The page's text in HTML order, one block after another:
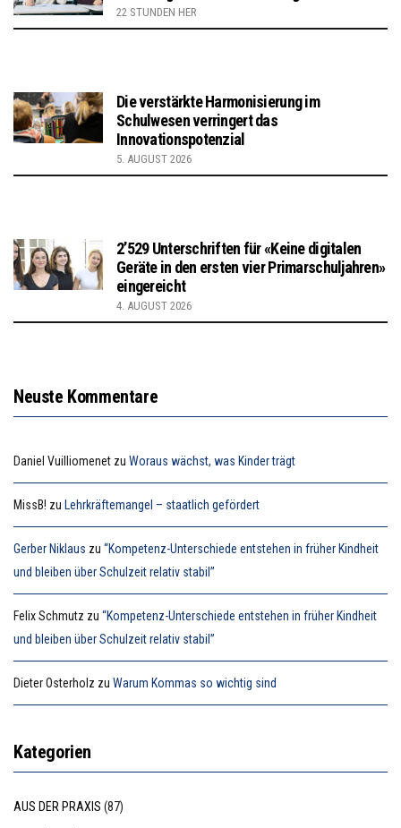
22 STUNDEN HER
Die verstärkte Harmonisierung im
Schulwesen verringert das
Innovationspotenzial
5. AUGUST 2026
2’529 Unterschriften für «Keine digitalen
Geräte in den ersten vier Primarschuljahren»
eingereicht
4. AUGUST 2026
Neuste Kommentare
Daniel Vuilliomenet zu Woraus wächst, was Kinder trägt
MissB! zu Lehrkräftemangel – staatlich gefördert
Gerber Niklaus zu “Kompetenz-Unterschiede entstehen in früher Kindheit
und bleiben über Schulzeit relativ stabil”
Felix Schmutz zu “Kompetenz-Unterschiede entstehen in früher Kindheit
und bleiben über Schulzeit relativ stabil”
Dieter Osterholz zu Warum Kommas so wichtig sind
Kategorien
AUS DER PRAXIS (87)